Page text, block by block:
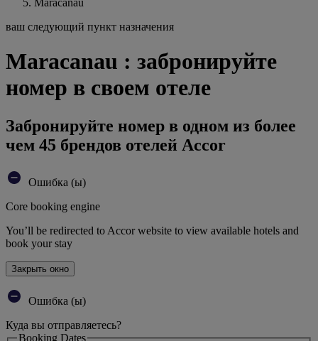
Maracanau
ваш следующий пункт назначения
Maracanau : забронируйте
номер в своем отеле
Забронируйте номер в одном из более
чем 45 брендов отелей Accor
Ошибка (ы)
Core booking engine
You’ll be redirected to Accor website to view available hotels and
book your stay
Закрыть окно
Ошибка (ы)
Куда вы отправляетесь?
Booking Dates